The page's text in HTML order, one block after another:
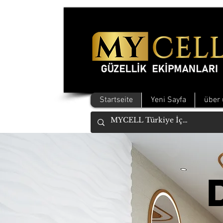
Startseite Yeni Sayfa über